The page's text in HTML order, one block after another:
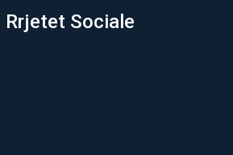
Rrjetet Sociale